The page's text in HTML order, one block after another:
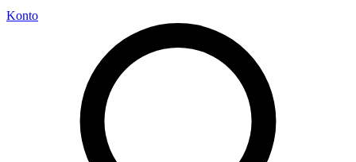
Konto